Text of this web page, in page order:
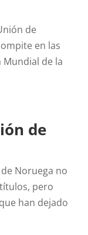
de
en las
Mundial de la
de
Noruega no
pero
han dejado